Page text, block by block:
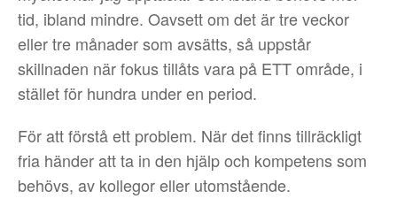
tid, ibland mindre. Oavsett om det är tre veckor
eller tre månader som avsätts, så uppstår
skillnaden när fokus tillåts vara på ETT område, i
stället för hundra under en period.
För att förstå ett problem. När det finns tillräckligt
fria händer att ta in den hjälp och kompetens som
behövs, av kollegor eller utomstående.